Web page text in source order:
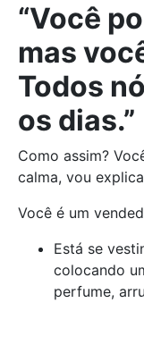
“Você
mas
Todos
os dias.”
Como assim?
calma, vou
Você é um
Está se
colocando
perfume,